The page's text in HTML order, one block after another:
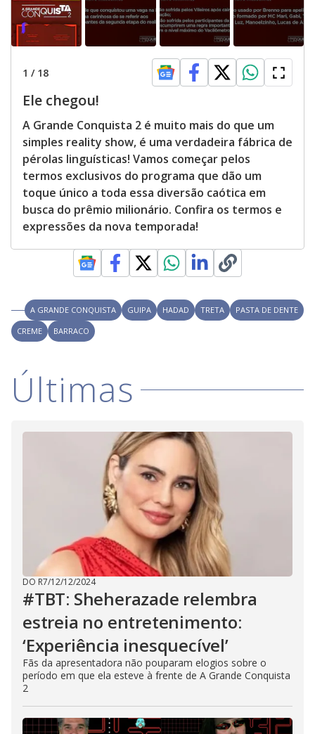
1 / 18
Ele chegou!
A Grande Conquista 2 é muito mais do que um
simples reality show, é uma verdadeira fábrica de
pérolas linguísticas! Vamos começar pelos
termos exclusivos do programa que dão um
toque único a toda essa diversão caótica em
busca do prêmio milionário. Confira os termos e
expressões da nova temporada!
A GRANDE CONQUISTA GUIPA HADAD TRETA
PASTA DE DENTE
CREME
BARRACO
Últimas
DO R7/12/12/2024
#TBT: Sheherazade relembra
estreia no entretenimento:
‘Experiência inesquecível’
Fãs da apresentadora não pouparam elogios sobre o
período em que ela esteve à frente de A Grande Conquista
2